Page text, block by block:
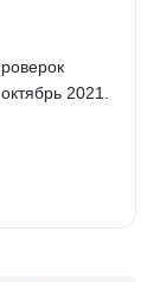
2021.